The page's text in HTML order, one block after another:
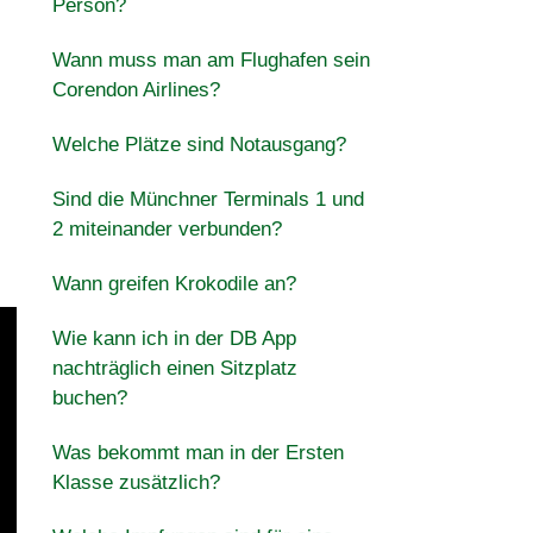
Person?
Wann muss man am Flughafen sein
Corendon Airlines?
Welche Plätze sind Notausgang?
Sind die Münchner Terminals 1 und
2 miteinander verbunden?
Wann greifen Krokodile an?
Wie kann ich in der DB App
nachträglich einen Sitzplatz
buchen?
Was bekommt man in der Ersten
Klasse zusätzlich?